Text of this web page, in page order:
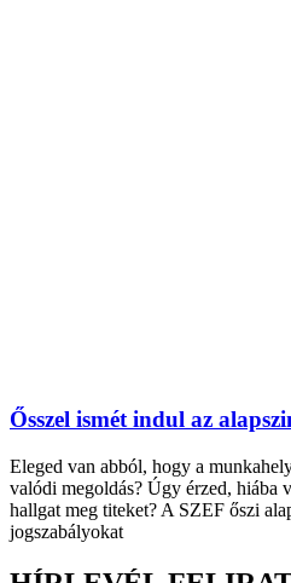
Ősszel ismét indul az
Eleged van abból, hogy a
valódi megoldás? Úgy érzed, hiába
hallgat meg titeket? A SZEF őszi
jogszabályokat